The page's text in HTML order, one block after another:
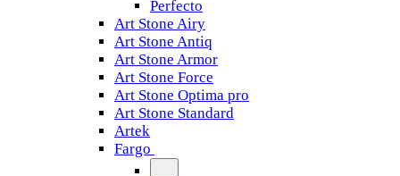
Perfecto
Art Stone Airy
Art Stone Antiq
Art Stone Armor
Art Stone Force
Art Stone Optima pro
Art Stone Standard
Artek
Fargo